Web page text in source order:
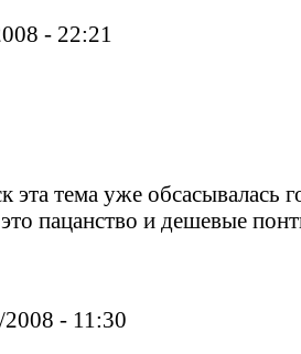
- 22:21
эта тема уже
пацанство и дешевые
- 11:30